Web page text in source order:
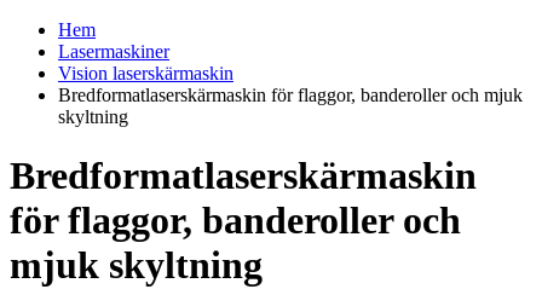
Hem
Lasermaskiner
Vision laserskärmaskin
Bredformatlaserskärmaskin för flaggor, banderoller och mjuk
skyltning
Bredformatlaserskärmaskin
för flaggor, banderoller och
mjuk skyltning